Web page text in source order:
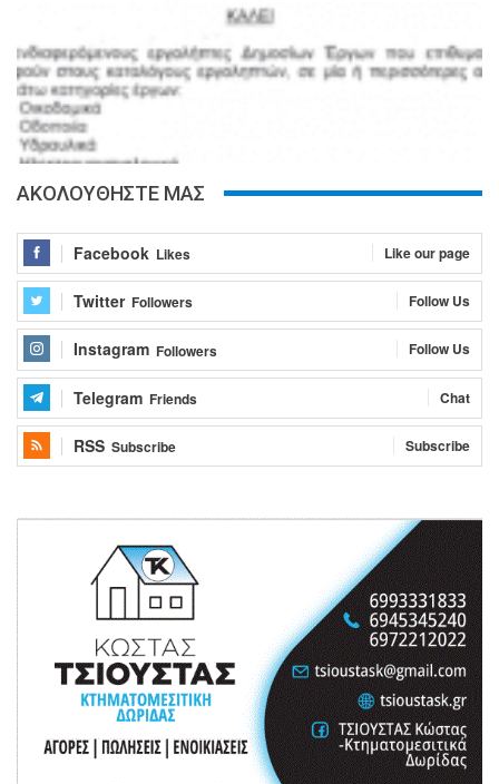
ΑΚΟΛΟΥΘΗΣΤΕ ΜΑΣ
Facebook Likes Like our page
Twitter Followers Follow Us
Instagram Followers Follow Us
Telegram Friends Chat
RSS Subscribe Subscribe